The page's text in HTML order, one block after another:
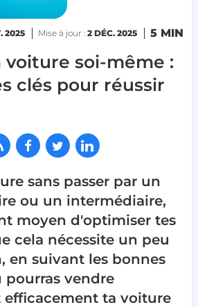
2025 Mise à jour : 2 DÉC. 2025 5 MIN
voiture soi-même :
clés pour réussir
sans passer par un
ou un intermédiaire,
moyen d'optimiser tes
cela nécessite un peu
en suivant les bonnes
pourras vendre
efficacement ta voiture